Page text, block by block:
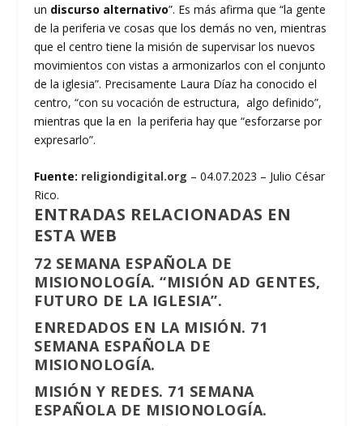
un discurso alternativo”. Es más afirma que “la gente
de la periferia ve cosas que los demás no ven, mientras
que el centro tiene la misión de supervisar los nuevos
movimientos con vistas a armonizarlos con el conjunto
de la iglesia”. Precisamente Laura Díaz ha conocido el
centro, “con su vocación de estructura, algo definido”,
mientras que la en la periferia hay que “esforzarse por
expresarlo”.
Fuente: religiondigital.org – 04.07.2023 – Julio César
Rico.
ENTRADAS RELACIONADAS EN
ESTA WEB
72 SEMANA ESPAÑOLA DE
MISIONOLOGÍA. “MISIÓN AD GENTES,
FUTURO DE LA IGLESIA”.
ENREDADOS EN LA MISIÓN. 71
SEMANA ESPAÑOLA DE
MISIONOLOGÍA.
MISIÓN Y REDES. 71 SEMANA
ESPAÑOLA DE MISIONOLOGÍA.